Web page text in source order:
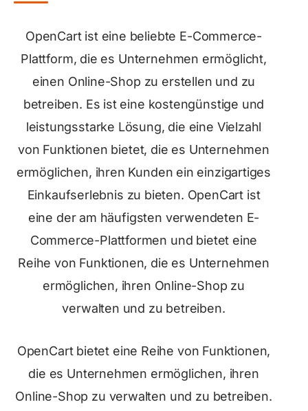
OpenCart ist eine beliebte E-Commerce-
Plattform, die es Unternehmen ermöglicht,
einen Online-Shop zu erstellen und zu
betreiben. Es ist eine kostengünstige und
leistungsstarke Lösung, die eine Vielzahl
von Funktionen bietet, die es Unternehmen
ermöglichen, ihren Kunden ein einzigartiges
Einkaufserlebnis zu bieten. OpenCart ist
eine der am häufigsten verwendeten E-
Commerce-Plattformen und bietet eine
Reihe von Funktionen, die es Unternehmen
ermöglichen, ihren Online-Shop zu
verwalten und zu betreiben.
OpenCart bietet eine Reihe von Funktionen,
die es Unternehmen ermöglichen, ihren
Online-Shop zu verwalten und zu betreiben.